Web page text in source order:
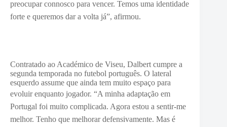
preocupar connosco para vencer. Temos uma identidade
forte e queremos dar a volta já”, afirmou.
Contratado ao Académico de Viseu, Dalbert cumpre a
segunda temporada no futebol português. O lateral
esquerdo assume que ainda tem muito espaço para
evoluir enquanto jogador. “A minha adaptação em
Portugal foi muito complicada. Agora estou a sentir-me
melhor. Tenho que melhorar defensivamente. Mas é